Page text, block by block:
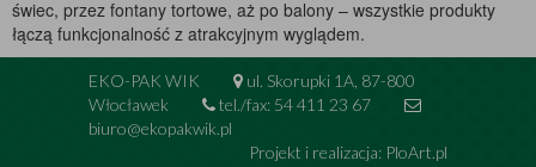
świec, przez fontany tortowe, aż po balony – wszystkie produkty
łączą funkcjonalność z atrakcyjnym wyglądem.
EKO-PAK WIK
ul. Skorupki 1A, 87-800
Włocławek
tel./fax: 54 411 23 67
biuro@ekopakwik.pl
Projekt i realizacja: PloArt.pl